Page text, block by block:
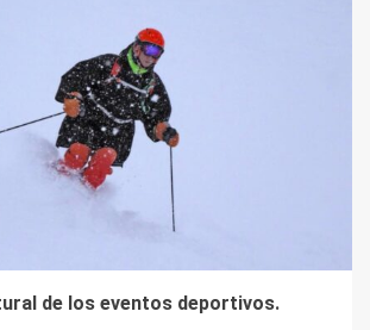
de los eventos deportivos.